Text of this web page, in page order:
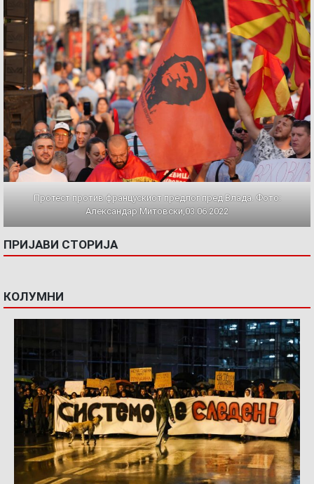
Протест против францускиот предлог пред Влада. Фото:
Александар Митовски,03.06.2022
ПРИЈАВИ СТОРИЈА
КОЛУМНИ